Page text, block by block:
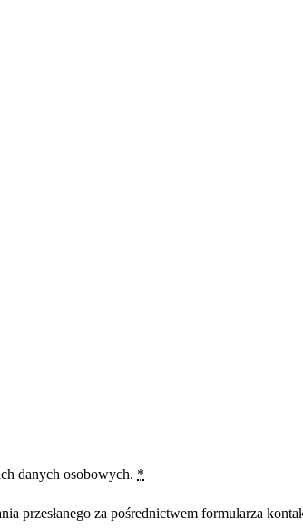
danych osobowych. *
przesłanego za pośrednictwem formularza